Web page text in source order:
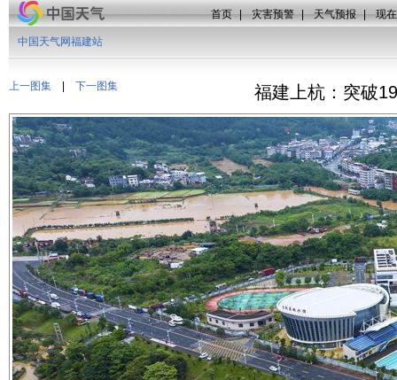
首页 | 灾害预警 | 天气预报 | 现
上一图集 下一图集
中国天气网福建站
福建上杭：突破